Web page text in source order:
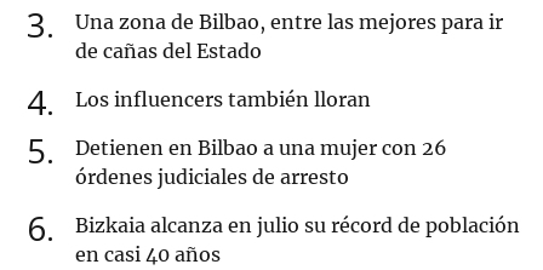
3
Una zona de Bilbao, entre las mejores para ir
de cañas del Estado
4 Los influencers también lloran
5
Detienen en Bilbao a una mujer con 26
órdenes judiciales de arresto
6
Bizkaia alcanza en julio su récord de población
en casi 40 años